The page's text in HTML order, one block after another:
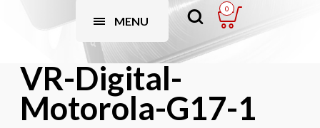
MENU
0
VR-Digital-
Motorola-G17-1